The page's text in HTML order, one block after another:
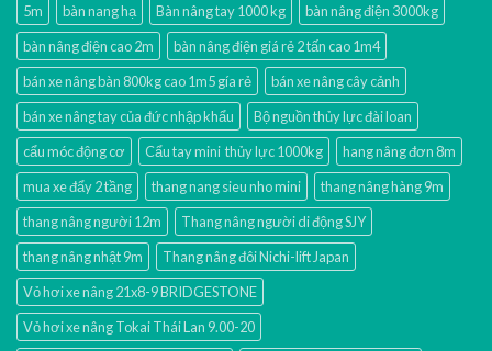
5m bàn nang hạ Bàn nâng tay 1000 kg
bàn nâng điện 3000kg
bàn nâng điện cao 2m
bàn nâng điện giá rẻ 2 tấn cao 1m4
bán xe nâng bàn 800kg cao 1m5 gía rẻ
bán xe nâng cây cảnh
bán xe nâng tay của đức nhập khẩu
Bộ nguồn thủy lực đài loan
cẩu móc động cơ
Cẩu tay mini thủy lực 1000kg
hang nâng đơn 8m
mua xe đẩy 2 tầng
thang nang sieu nho mini
thang nâng hàng 9m
thang nâng người 12m
Thang nâng người di động SJY
thang nâng nhật 9m
Thang nâng đôi Nichi-lift Japan
Vỏ hơi xe nâng 21x8-9 BRIDGESTONE
Vỏ hơi xe nâng Tokai Thái Lan 9.00-20